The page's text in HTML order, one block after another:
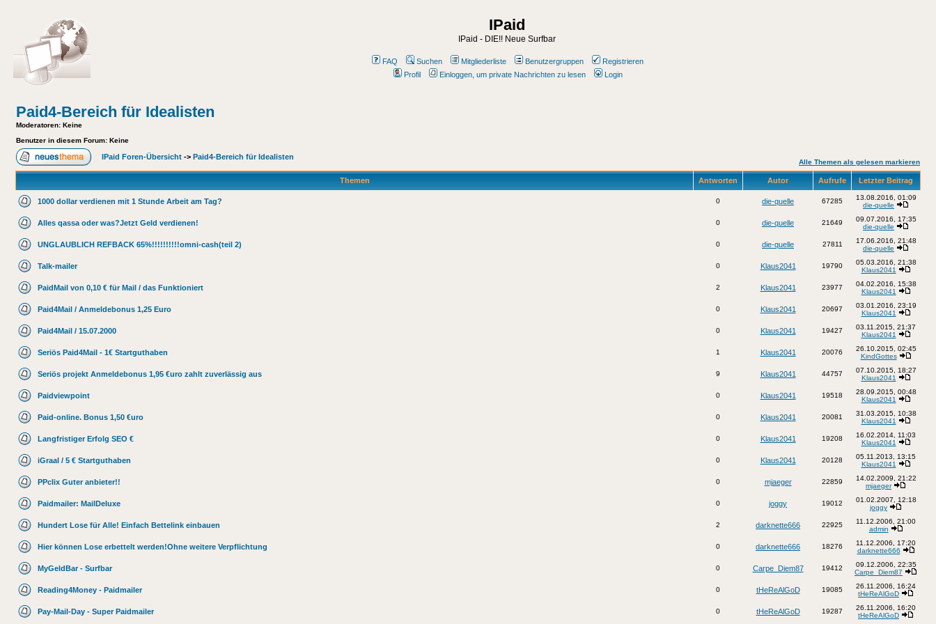
IPaid
IPaid - DIE!! Neue Surfbar
FAQ Suchen Mitgliederliste Benutzergruppen
Registrieren
Profil
Einloggen, um private Nachrichten zu lesen Login
Paid4-Bereich für Idealisten
Moderatoren: Keine
Benutzer in diesem Forum: Keine
IPaid Foren-Übersicht -> Paid4-Bereich für Idealisten
Alle Themen als gelesen markieren
Themen Antworten Autor Aufrufe Letzter Beitrag
1000 dollar verdienen mit 1 Stunde Arbeit am Tag? 0 die-quelle 67285
13.08.2016, 01:09
die-quelle
Alles qassa oder was?Jetzt Geld verdienen! 0 die-quelle 21649
09.07.2016, 17:35
die-quelle
UNGLAUBLICH REFBACK 65%!!!!!!!!!!omni-cash(teil 2) 0 die-quelle 27811
17.06.2016, 21:48
die-quelle
Talk-mailer 0 Klaus2041 19790
05.03.2016, 21:38
Klaus2041
PaidMail von 0,10 € für Mail / das Funktioniert 2 Klaus2041 23977
04.02.2016, 15:38
Klaus2041
Paid4Mail / Anmeldebonus 1,25 Euro 0 Klaus2041 20697
03.01.2016, 23:19
Klaus2041
Paid4Mail / 15.07.2000 0 Klaus2041 19427
03.11.2015, 21:37
Klaus2041
Seriös Paid4Mail - 1€ Startguthaben 1 Klaus2041 20076
26.10.2015, 02:45
KindGottes
Seriös projekt Anmeldebonus 1,95 €uro zahlt zuverlässig aus 9 Klaus2041 44757
07.10.2015, 18:27
Klaus2041
Paidviewpoint 0 Klaus2041 19518
28.09.2015, 00:48
Klaus2041
Paid-online. Bonus 1,50 €uro 0 Klaus2041 20081
31.03.2015, 10:38
Klaus2041
Langfristiger Erfolg SEO € 0 Klaus2041 19208
16.02.2014, 11:03
Klaus2041
iGraal / 5 € Startguthaben 0 Klaus2041 20128
05.11.2013, 13:15
Klaus2041
PPclix Guter anbieter!! 0 mjaeger 22859
14.02.2009, 21:22
mjaeger
Paidmailer: MailDeluxe 0 joggy 19012
01.02.2007, 12:18
joggy
Hundert Lose für Alle! Einfach Bettelink einbauen 2 darknette666 22925
11.12.2006, 21:00
admin
Hier können Lose erbettelt werden!Ohne weitere Verpflichtung 0 darknette666 18276
11.12.2006, 17:20
darknette666
MyGeldBar - Surfbar 0 Carpe_Diem87 19412
09.12.2006, 22:35
Carpe_Diem87
Reading4Money - Paidmailer 0 tHeReAlGoD 19085
26.11.2006, 16:24
tHeReAlGoD
Pay-Mail-Day - Super Paidmailer 0 tHeReAlGoD 19287
26.11.2006, 16:20
tHeReAlGoD